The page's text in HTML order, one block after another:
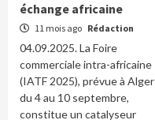
échange africaine
11 mois ago Rédaction
04.09.2025. La Foire
commerciale intra-africaine
(IATF 2025), prévue à Alger
du 4 au 10 septembre,
constitue un catalyseur